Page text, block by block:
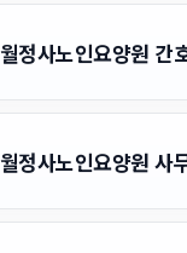
월정사노인요양원
월정사노인요양원